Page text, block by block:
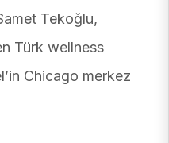
Tekoğlu,
Türk wellness
Chicago merkez